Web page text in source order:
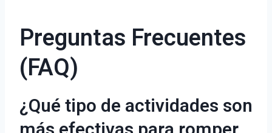
Preguntas Frecuentes
(FAQ)
¿Qué tipo de actividades son